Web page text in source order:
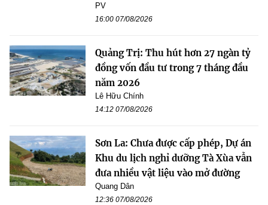
PV
16:00 07/08/2026
Quảng Trị: Thu hút hơn 27 ngàn tỷ
đồng vốn đầu tư trong 7 tháng đầu
năm 2026
Lê Hữu Chính
14:12 07/08/2026
Sơn La: Chưa được cấp phép, Dự án
Khu du lịch nghỉ dưỡng Tà Xùa vẫn
đưa nhiều vật liệu vào mở đường
Quang Dân
12:36 07/08/2026